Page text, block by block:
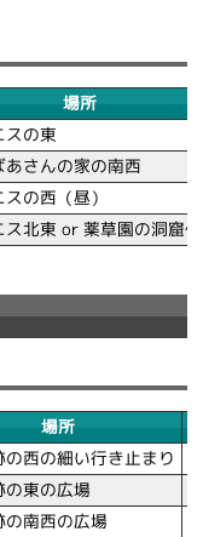
場所
スの東
あさんの家の南西
の西（昼）
ス北東 or 薬草園の洞窟
場所
の西の細い行き止まり
の東の広場
の南西の広場